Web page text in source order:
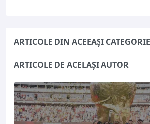
ARTICOLE DIN ACEEAȘI CATEGORIE
ARTICOLE DE ACELAȘI AUTOR